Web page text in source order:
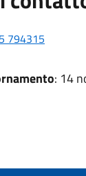
794315
: 14